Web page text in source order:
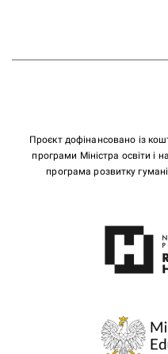
Проєкт дофінансовано із
програми Міністра освіти і
програма розвитку